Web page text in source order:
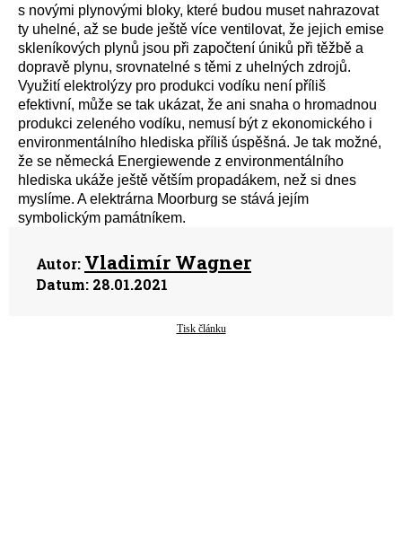
s novými plynovými bloky, které budou muset nahrazovat
ty uhelné, až se bude ještě více ventilovat, že jejich emise
skleníkových plynů jsou při započtení úniků při těžbě a
dopravě plynu, srovnatelné s těmi z uhelných zdrojů.
Využití elektrolýzy pro produkci vodíku není příliš
efektivní, může se tak ukázat, že ani snaha o hromadnou
produkci zeleného vodíku, nemusí být z ekonomického i
environmentálního hlediska příliš úspěšná. Je tak možné,
že se německá Energiewende z environmentálního
hlediska ukáže ještě větším propadákem, než si dnes
myslíme. A elektrárna Moorburg se stává jejím
symbolickým památníkem.
Autor: Vladimír Wagner
Datum: 28.01.2021
Tisk článku